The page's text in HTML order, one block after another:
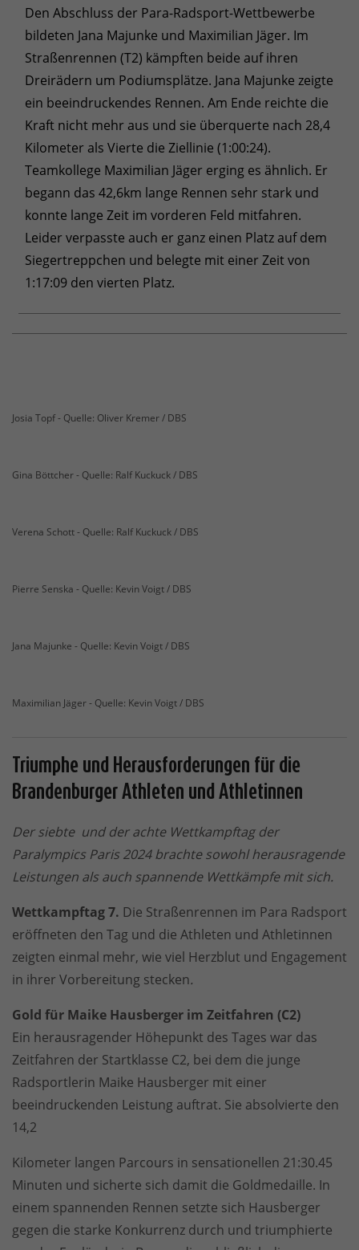
Den Abschluss der Para-Radsport-Wettbewerbe
bildeten Jana Majunke und Maximilian Jäger. Im
Straßenrennen (T2) kämpften beide auf ihren
Dreirädern um Podiumsplätze. Jana Majunke zeigte
ein beeindruckendes Rennen. Am Ende reichte die
Kraft nicht mehr aus und sie überquerte nach 28,4
Kilometer als Vierte die Ziellinie (1:00:24).
Teamkollege Maximilian Jäger erging es ähnlich. Er
begann das 42,6km lange Rennen sehr stark und
konnte lange Zeit im vorderen Feld mitfahren.
Leider verpasste auch er ganz einen Platz auf dem
Siegertreppchen und belegte mit einer Zeit von
1:17:09 den vierten Platz.
Josia Topf - Quelle: Oliver Kremer / DBS
Gina Böttcher - Quelle: Ralf Kuckuck / DBS
Verena Schott - Quelle: Ralf Kuckuck / DBS
Pierre Senska - Quelle: Kevin Voigt / DBS
Jana Majunke - Quelle: Kevin Voigt / DBS
Maximilian Jäger - Quelle: Kevin Voigt / DBS
Triumphe und Herausforderungen für die
Brandenburger Athleten und Athletinnen
Der siebte und der achte Wettkampftag der
Paralympics Paris 2024 brachte sowohl herausragende
Leistungen als auch spannende Wettkämpfe mit sich.
Wettkampftag 7. Die Straßenrennen im Para Radsport
eröffneten den Tag und die Athleten und Athletinnen
zeigten einmal mehr, wie viel Herzblut und Engagement
in ihrer Vorbereitung stecken.
Gold für Maike Hausberger im Zeitfahren (C2)
Ein herausragender Höhepunkt des Tages war das
Zeitfahren der Startklasse C2, bei dem die junge
Radsportlerin Maike Hausberger mit einer
beeindruckenden Leistung auftrat. Sie absolvierte den
14,2
Kilometer langen Parcours in sensationellen 21:30.45
Minuten und sicherte sich damit die Goldmedaille. In
einem spannenden Rennen setzte sich Hausberger
gegen die starke Konkurrenz durch und triumphierte